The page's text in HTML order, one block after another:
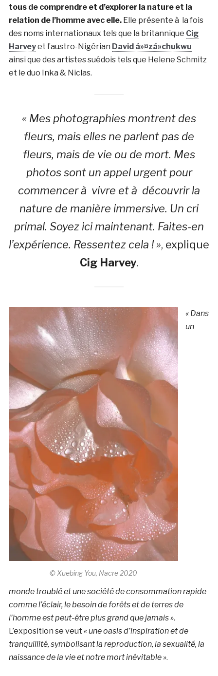
tous de comprendre et d’explorer la nature et la
relation de l’homme avec elle. Elle présente à la fois
des noms internationaux tels que la britannique Cig
Harveyet l’austro-Nigérian David á»¤zá»chukwu
ainsi que des artistes suédois tels que Helene Schmitz
et le duo Inka & Niclas.
« Mes photographies montrent des
fleurs, mais elles ne parlent pas de
fleurs, mais de vie ou de mort. Mes
photos sont un appel urgent pour
commencer à vivre et à découvrir la
nature de manière immersive. Un cri
primal. Soyez ici maintenant. Faites-en
l’expérience. Ressentez cela ! », explique
Cig Harvey.
© Xuebing You, Nacre 2020
« Dans
un
monde troublé et une société de consommation rapide
comme l’éclair, le besoin de forêts et de terres de
l’homme est peut-être plus grand que jamais ».
L’exposition se veut « une oasis d’inspiration et de
tranquillité, symbolisant la reproduction, la sexualité, la
naissance de la vie et notre mort inévitable ».